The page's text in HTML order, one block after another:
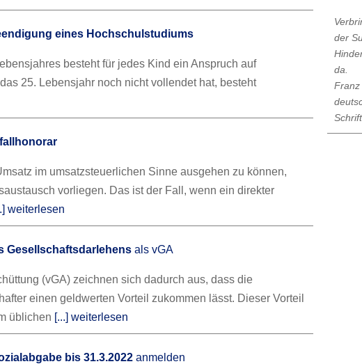
eines Hochschulstudiums
besteht für jedes Kind ein Anspruch auf
25. Lebensjahr noch nicht vollendet hat, besteht
im umsatzsteuerlichen Sinne ausgehen zu können,
vorliegen. Das ist der Fall, wenn ein direkter
weiterlesen
Gesellschaftsdarlehens als vGA
(vGA) zeichnen sich dadurch aus, dass die
einen geldwerten Vorteil zukommen lässt. Dieser Vorteil
üblichen [...] weiterlesen
bis 31.3.2022 anmelden
der
da.
Franz